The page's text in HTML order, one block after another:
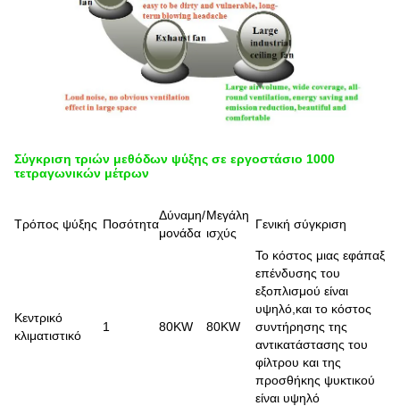
Σύγκριση τριών μεθόδων ψύξης σε εργοστάσιο 1000
τετραγωνικών μέτρων
Τρόπος ψύξης Ποσότητα
Δύναμη/
μονάδα
Μεγάλη
ισχύς
Γενική σύγκριση
Κεντρικό
κλιματιστικό
1 80KW 80KW
Το κόστος μιας εφάπαξ
επένδυσης του
εξοπλισμού είναι
υψηλό,και το κόστος
συντήρησης της
αντικατάστασης του
φίλτρου και της
προσθήκης ψυκτικού
είναι υψηλό